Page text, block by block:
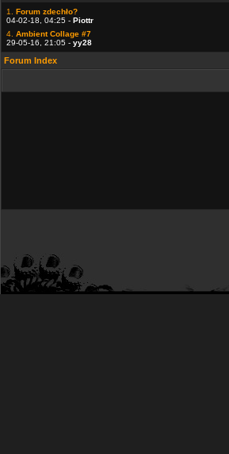
1. Forum zdechło?
04-02-18, 04:25 - Piottr
4. Ambient Collage #7
29-05-16, 21:05 - yy28
Forum Index